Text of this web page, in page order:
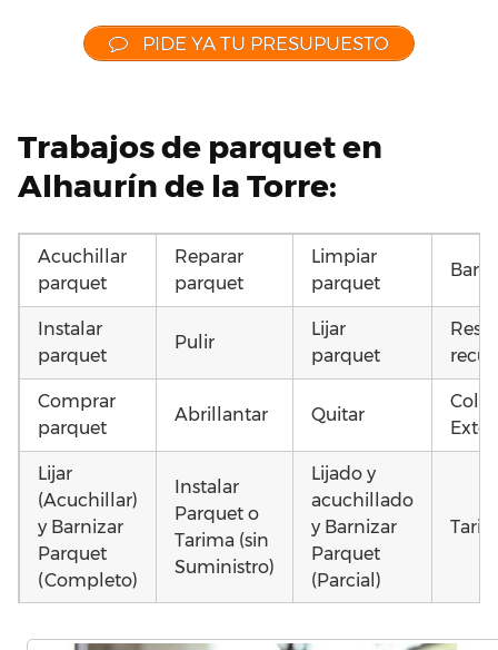
PIDE YA TU PRESUPUESTO
Trabajos de parquet en
Alhaurín de la Torre:
Acuchillar
parquet
Reparar
parquet
Limpiar
parquet
Instalar
parquet
Pulir
Lijar
parquet
Comprar
parquet
Abrillantar Quitar
Lijar
(Acuchillar)
y Barnizar
Parquet
(Completo)
Instalar
Parquet o
Tarima (sin
Suministro)
Lijado y
acuchillado
y Barnizar
Parquet
(Parcial)